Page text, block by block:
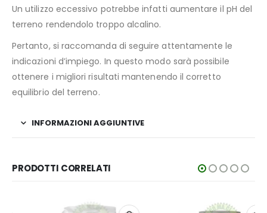
Un utilizzo eccessivo potrebbe infatti aumentare il pH del
terreno rendendolo troppo alcalino.
Pertanto, si raccomanda di seguire attentamente le
indicazioni d’impiego. In questo modo sarà possibile
ottenere i migliori risultati mantenendo il corretto
equilibrio del terreno.
INFORMAZIONI AGGIUNTIVE
PRODOTTI CORRELATI